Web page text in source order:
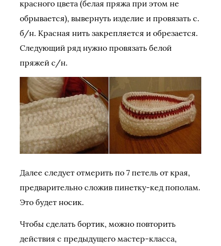
красного цвета (белая пряжа при этом не
обрывается), вывернуть изделие и провязать с.
б/н. Красная нить закрепляется и обрезается.
Следующий ряд нужно провязать белой
пряжей с/н.
Далее следует отмерить по 7 петель от края,
предварительно сложив пинетку-кед пополам.
Это будет носик.
Чтобы сделать бортик, можно повторить
действия с предыдущего мастер-класса,